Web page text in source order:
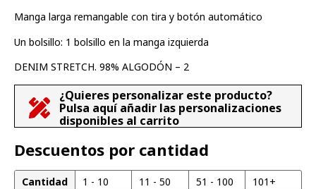
Manga larga remangable con tira y botón automático
Un bolsillo: 1 bolsillo en la manga izquierda
DENIM STRETCH. 98% ALGODÓN – 2
¿Quieres personalizar este producto?
Pulsa aquí añadir las personalizaciones
disponibles al carrito
Descuentos por cantidad
Cantidad
1 - 10
11 - 50
51 - 100
101+